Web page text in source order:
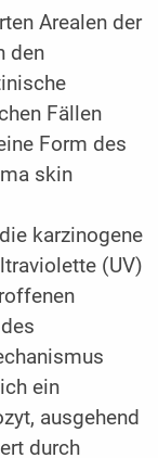
Arealen der
den
Fällen
Form des
skin
karzinogene
(UV)
ein
ausgehend
durch